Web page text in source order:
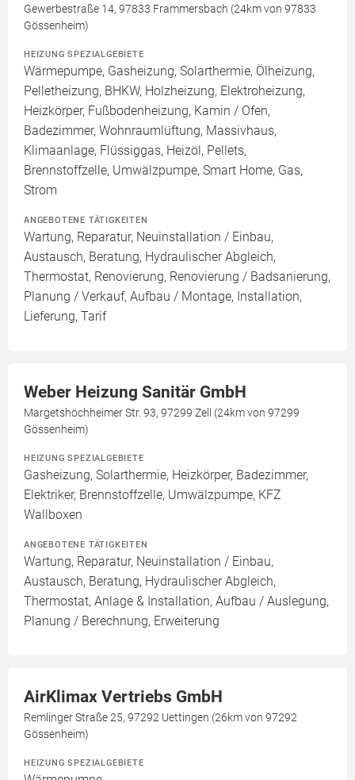
Gewerbestraße 14, 97833 Frammersbach (24km von 97833
Gössenheim)
HEIZUNG SPEZIALGEBIETE
Wärmepumpe, Gasheizung, Solarthermie, Ölheizung,
Pelletheizung, BHKW, Holzheizung, Elektroheizung,
Heizkörper, Fußbodenheizung, Kamin / Ofen,
Badezimmer, Wohnraumlüftung, Massivhaus,
Klimaanlage, Flüssiggas, Heizöl, Pellets,
Brennstoffzelle, Umwälzpumpe, Smart Home, Gas,
Strom
ANGEBOTENE TÄTIGKEITEN
Wartung, Reparatur, Neuinstallation / Einbau,
Austausch, Beratung, Hydraulischer Abgleich,
Thermostat, Renovierung, Renovierung / Badsanierung,
Planung / Verkauf, Aufbau / Montage, Installation,
Lieferung, Tarif
Weber Heizung Sanitär GmbH
Margetshöchheimer Str. 93, 97299 Zell (24km von 97299
Gössenheim)
HEIZUNG SPEZIALGEBIETE
Gasheizung, Solarthermie, Heizkörper, Badezimmer,
Elektriker, Brennstoffzelle, Umwälzpumpe, KFZ
Wallboxen
ANGEBOTENE TÄTIGKEITEN
Wartung, Reparatur, Neuinstallation / Einbau,
Austausch, Beratung, Hydraulischer Abgleich,
Thermostat, Anlage & Installation, Aufbau / Auslegung,
Planung / Berechnung, Erweiterung
AirKlimax Vertriebs GmbH
Remlinger Straße 25, 97292 Uettingen (26km von 97292
Gössenheim)
HEIZUNG SPEZIALGEBIETE